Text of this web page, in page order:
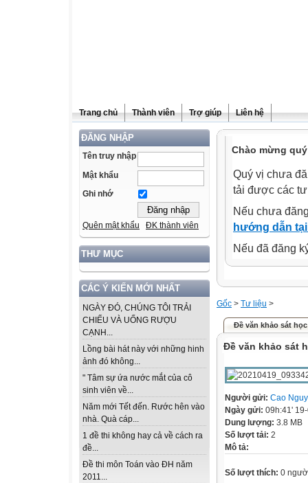
Trang chủ Thành viên Trợ giúp Liên hệ
ĐĂNG NHẬP
Tên truy nhập
Mật khẩu
Ghi nhớ
Quên mật khẩu ĐK thành viên
THƯ MỤC
CÁC Ý KIẾN MỚI NHẤT
NGÀY ĐÓ, CHÚNG TÔI TRẢI
CHIẾU VÀ UỐNG RƯỢU
CẠNH...
Lồng bài hát này với những hinh
ảnh đó không...
" Tâm sự ứa nước mắt của cô
sinh viên về...
Năm mới Tết đến. Rước hên vào
nhà. Quà cáp...
1 đề thi không hay cả về cách ra
đề...
Đề thi môn Toán vào ĐH năm
2011...
Chào mừng
Quý vị chưa
tải được các
Nếu chưa
hướng dẫn
Nếu đã đăng
Gốc > Tư liệu >
Đề văn khảo sát
Đề văn khảo sát
Người gửi: Cao
Ngày gửi: 09h:41'
Dung lượng: 3.8 MB
Số lượt tải: 2
Mô tả:
Số lượt thích: 0